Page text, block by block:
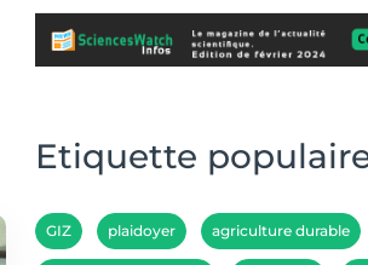
Etiquette
GIZ plaidoyer agriculture durable